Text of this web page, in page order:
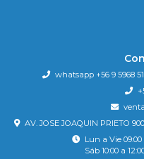
whatsapp +56 9 5968
AV. JOSE JOAQUIN PRIETO
Lun a Vie 09:00
Sáb 10:00 a